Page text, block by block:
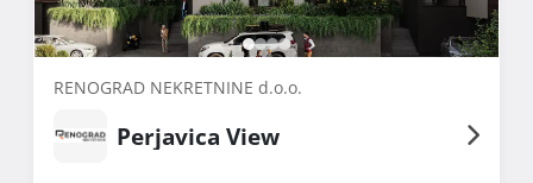
RENOGRAD NEKRETNINE d.o.o.
Perjavica View